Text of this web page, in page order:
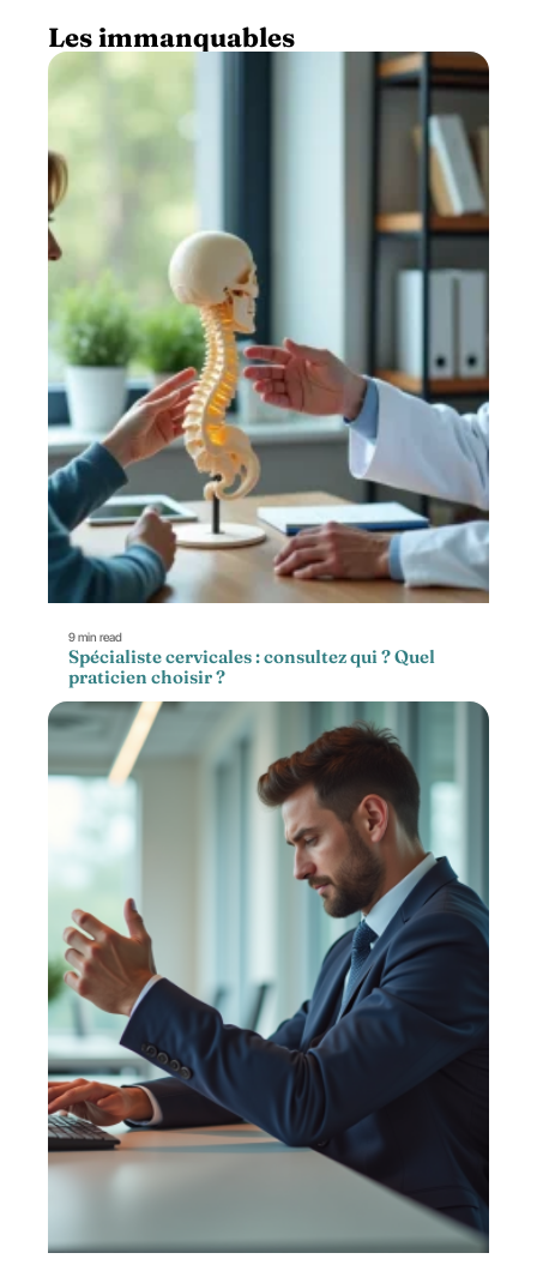
Les immanquables
9 min read
Spécialiste cervicales : consultez qui ? Quel
praticien choisir ?